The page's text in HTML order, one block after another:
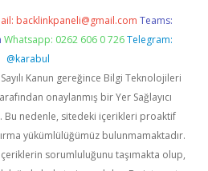
backlinkpaneli@gmail.com Teams:
Whatsapp: 0262 606 0 726 Telegram:
@karabul
Kanun gereğince Bilgi Teknolojileri
onaylanmış bir Yer Sağlayıcı
Bu nedenle, sitedeki içerikleri proaktif
yükümlülüğümüz bulunmamaktadır.
sorumluluğunu taşımakta olup,